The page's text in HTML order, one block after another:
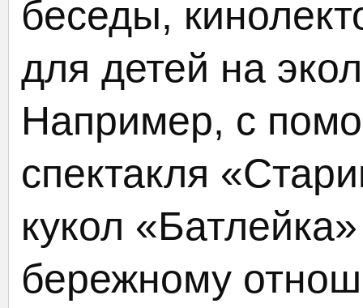
беседы,
для детей на
Например, с
спектакля
кукол
бережному